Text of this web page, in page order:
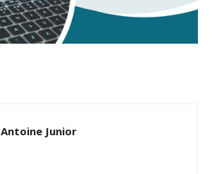
Antoine Junior